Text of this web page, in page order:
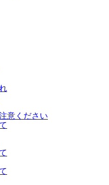
意ください